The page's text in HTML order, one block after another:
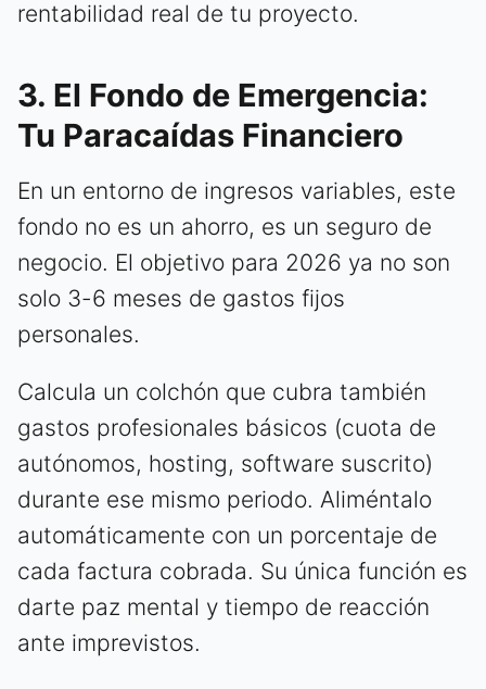
rentabilidad real de tu proyecto.
3. El Fondo de Emergencia:
Tu Paracaídas Financiero
En un entorno de ingresos variables, este
fondo no es un ahorro, es un seguro de
negocio. El objetivo para 2026 ya no son
solo 3-6 meses de gastos fijos
personales.
Calcula un colchón que cubra también
gastos profesionales básicos (cuota de
autónomos, hosting, software suscrito)
durante ese mismo periodo. Aliméntalo
automáticamente con un porcentaje de
cada factura cobrada. Su única función es
darte paz mental y tiempo de reacción
ante imprevistos.